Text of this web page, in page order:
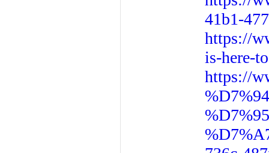
41b1-
https://
is-here-
https://